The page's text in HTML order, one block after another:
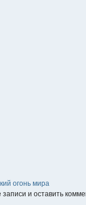
огонь мира
и оставить